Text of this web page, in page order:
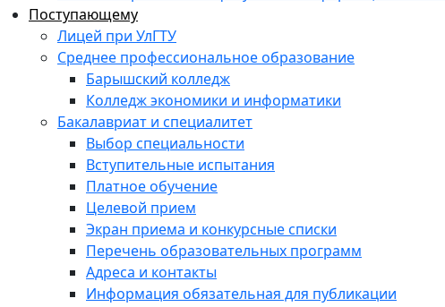
Поступающему
Лицей при УлГТУ
Среднее профессиональное образование
Барышский колледж
Колледж экономики и информатики
Бакалавриат и специалитет
Выбор специальности
Вступительные испытания
Платное обучение
Целевой прием
Экран приема и конкурсные списки
Перечень образовательных программ
Адреса и контакты
Информация обязательная для публикации